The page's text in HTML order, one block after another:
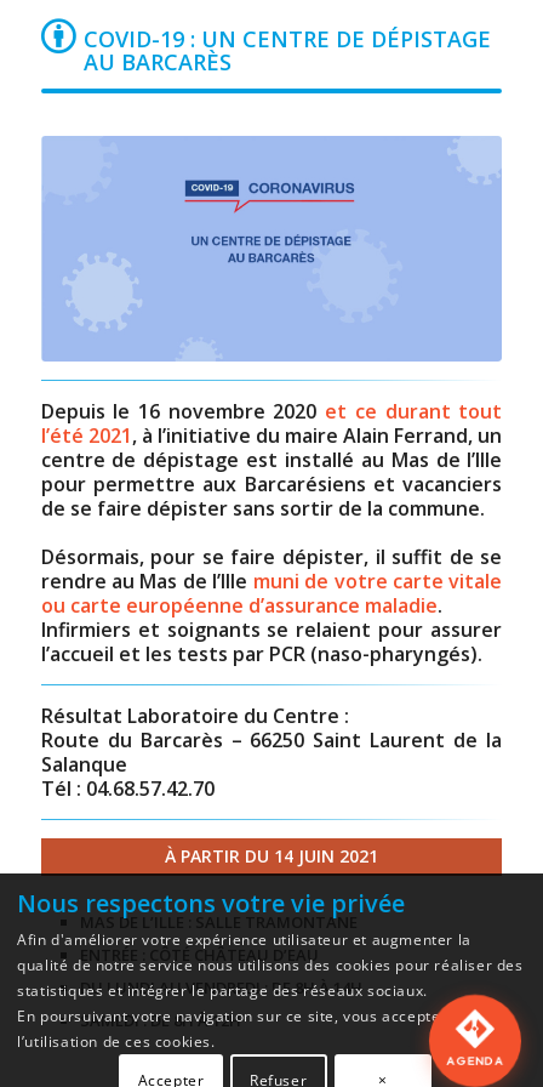
COVID-19 : UN CENTRE DE DÉPISTAGE
AU BARCARÈS
Depuis le 16 novembre 2020 et ce durant tout
l’été 2021, à l’initiative du maire Alain Ferrand, un
centre de dépistage est installé au Mas de l’Ille
pour permettre aux Barcarésiens et vacanciers
de se faire dépister sans sortir de la commune.
Désormais, pour se faire dépister, il suffit de se
rendre au Mas de l’Ille muni de votre carte vitale
ou carte européenne d’assurance maladie.
Infirmiers et soignants se relaient pour assurer
l’accueil et les tests par PCR (naso-pharyngés).
Résultat Laboratoire du Centre :
Route du Barcarès – 66250 Saint Laurent de la
Salanque
Tél : 04.68.57.42.70
À PARTIR DU 14 JUIN 2021
MAS DE L’ILLE : SALLE TRAMONTANE
ENTRÉE : CÔTÉ CHÂTEAU D’EAU
DU LUNDI AU VENDREDI : DE 8H À 14H
SAMEDI : DE 8H À 12H
Nous respectons votre vie privée
Afin d'améliorer votre expérience utilisateur et augmenter la
qualité de notre service nous utilisons des cookies pour réaliser des
statistiques et intégrer le partage des réseaux sociaux.
En poursuivant votre navigation sur ce site, vous acceptez
l’utilisation de ces cookies.
Accepter
Refuser ×
AGENDA